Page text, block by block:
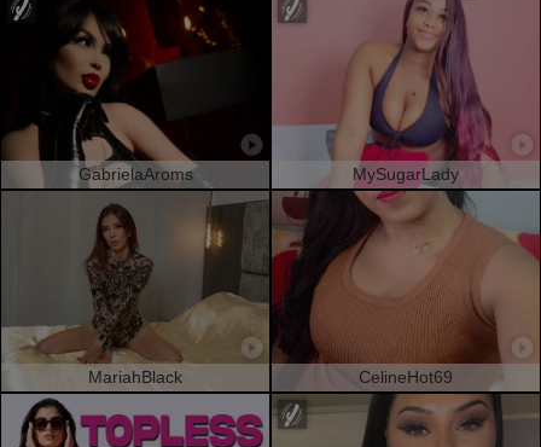
GabrielaAroms MySugarLady
MariahBlack CelineHot69